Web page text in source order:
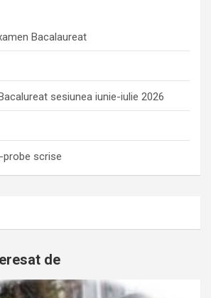
Bacalaureat
sesiunea iunie-iulie 2026
probe scrise
de